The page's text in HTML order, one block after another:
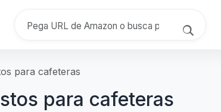
para cafeteras
para cafeteras